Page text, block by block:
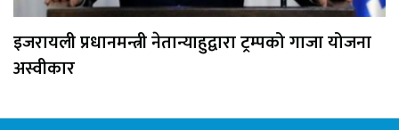
इजरायली प्रधानमन्त्री नेतान्याहुद्वारा ट्रम्पको गाजा योजना
अस्वीकार